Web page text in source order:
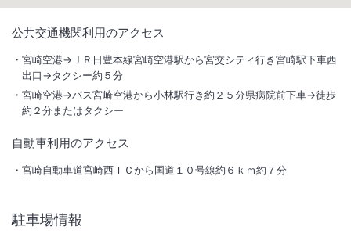
宮崎市街地中心にあり、ビジネス・観光に交通至便。女性フロアーも設
置しており、女性の方も安心してお泊り頂けます。夜は温浴施設でリラ
総客室数
INチェックイン
15:00/ OUT チェックアウト
11:00
公共交通機関利用のアクセス
宮崎空港→ＪＲ日豊本線宮崎空港駅から宮交シティ行き宮崎駅下車西
出口→タクシー約５分
宮崎空港→バス宮崎空港から小林駅行き約２５分県病院前下車→徒歩
約２分またはタクシー
自動車利用のアクセス
宮崎自動車道宮崎西ＩＣから国道１０号線約６ｋｍ約７分
駐車場情報